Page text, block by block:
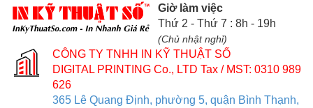
Giờ làm việc
Thứ 2 - Thứ 7 : 8h - 19h
(Chủ nhật nghỉ)
CÔNG TY TNHH IN KỸ THUẬT SỐ
DIGITAL PRINTING Co., LTD Tax / MST: 0310 989
626
365 Lê Quang Định, phường 5, quận Bình Thạnh,